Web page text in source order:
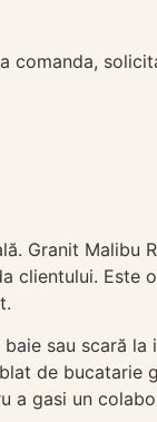
comanda,
Granit
clientului.
sau scară
de
a gasi un